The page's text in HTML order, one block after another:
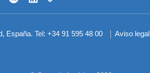
España. Tel: +34 91 595 48 00
Menú
Aviso legal